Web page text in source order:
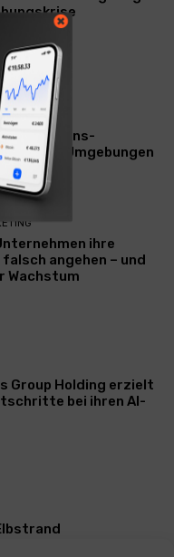
startet
Operations-
Umgebungen
ihre
angehen – und
Wachstum
Group Holding erzielt
bei ihren AI-